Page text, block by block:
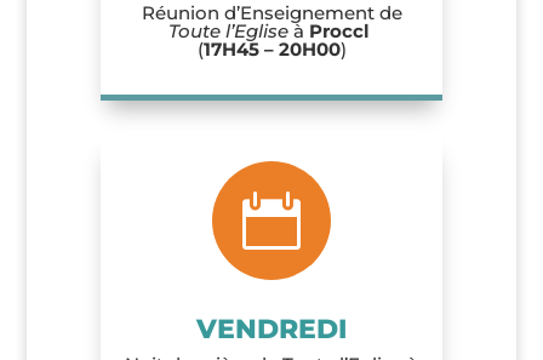
Réunion d’Enseignement de
Toute l’Eglise à Proccl
(17H45 – 20H00)

VENDREDI